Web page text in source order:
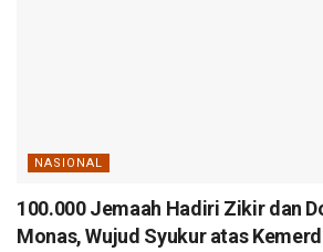
NASIONAL
100.000 Jemaah Hadiri Zikir dan
Monas, Wujud Syukur atas